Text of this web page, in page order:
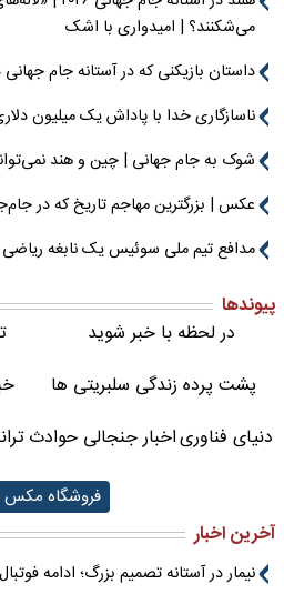
می‌شکنند؟ | امیدواری با اشک
داستان بازیکنی که در آستانه جام
ناسازگاری خدا با پاداش یک میلیون
شوک به جام جهانی | چین و هند
عکس | بزرگترین مهاجم تاریخ که در
مدافع تیم ملی سوئیس یک نابغه
پیوندها
در لحظه با خبر شوید
پشت پرده زندگی سلبریتی ها
دنیای فناوریاخبار جنجالی حوادث
فروشگاه
آخرین اخبار
نیمار در آستانه تصمیم بزرگ؛ ادامه